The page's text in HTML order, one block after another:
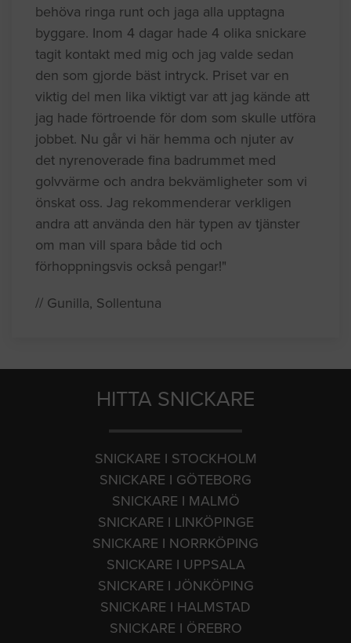
behöva ringa runt och jaga alla upptagna
byggare. Inom 4 dagar hade 4 olika snickare
tagit kontakt med mig och jag valde sedan
den som gjorde bäst intryck. Priset var en
viktig del men lika viktigt var att jag kände att
jag hade förtroende för dom som skulle utföra
jobbet. Nu går vi här hemma och njuter av
det nyrenoverade fina badrummet med
golvvärme och andra bekvämligheter som vi
önskat oss. Jag rekommenderar verkligen
andra att använda den här typen av tjänster
om man vill spara både tid och
förhoppningsvis också pengar!"
// Gunilla, Sollentuna
HITTA SNICKARE
SNICKARE I STOCKHOLM
SNICKARE I GÖTEBORG
SNICKARE I MALMÖ
SNICKARE I LINKÖPINGE
SNICKARE I NORRKÖPING
SNICKARE I UPPSALA
SNICKARE I JÖNKÖPING
SNICKARE I HALMSTAD
SNICKARE I ÖREBRO